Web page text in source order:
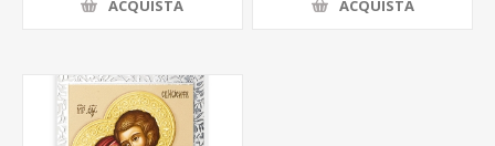
ACQUISTA ACQUISTA